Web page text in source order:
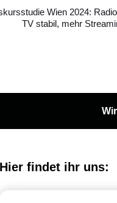
Wien 2024:
TV stabil, mehr
Hier findet ihr uns: